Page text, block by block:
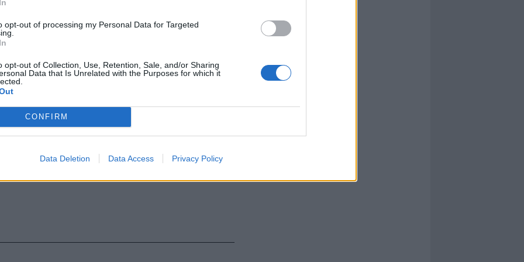
opt-out of processing my Personal Data for Targeted
opt-out of Collection, Use, Retention, Sale, and/or Sharing
Data that Is Unrelated with the Purposes for which it
CONFIRM
Data Deletion Data Access Privacy Policy
o millecinquecento euro al
di non dimenticarlo mai.